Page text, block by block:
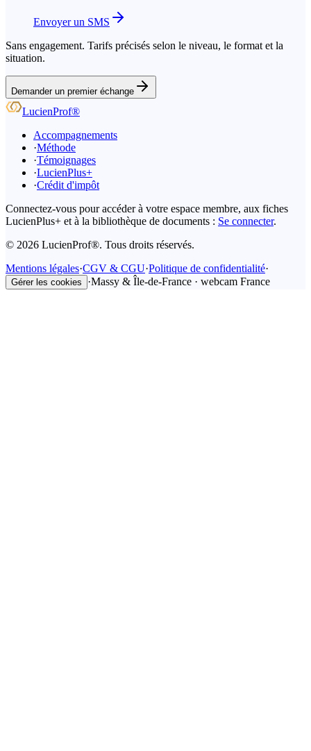
Envoyer un SMS
Sans engagement. Tarifs précisés selon le niveau, le format et la
situation.
Demander un premier échange
LucienProf®
Accompagnements
·Méthode
·Témoignages
·LucienPlus+
·Crédit d'impôt
Connectez-vous pour accéder à votre espace membre, aux fiches
LucienPlus+ et à la bibliothèque de documents : Se connecter.
© 2026 LucienProf®. Tous droits réservés.
Mentions légales·CGV & CGU·Politique de confidentialité·
Gérer les cookies ·Massy & Île-de-France · webcam France